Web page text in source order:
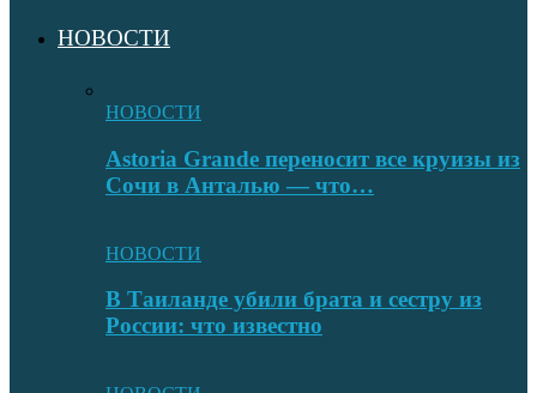
НОВОСТИ
НОВОСТИ
Astoria Grande переносит все круизы из
Сочи в Анталью — что…
НОВОСТИ
В Таиланде убили брата и сестру из
России: что известно